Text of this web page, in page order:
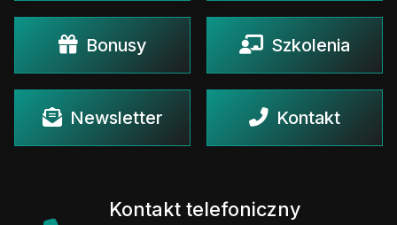
Bonusy Szkolenia
Newsletter Kontakt
Kontakt telefoniczny